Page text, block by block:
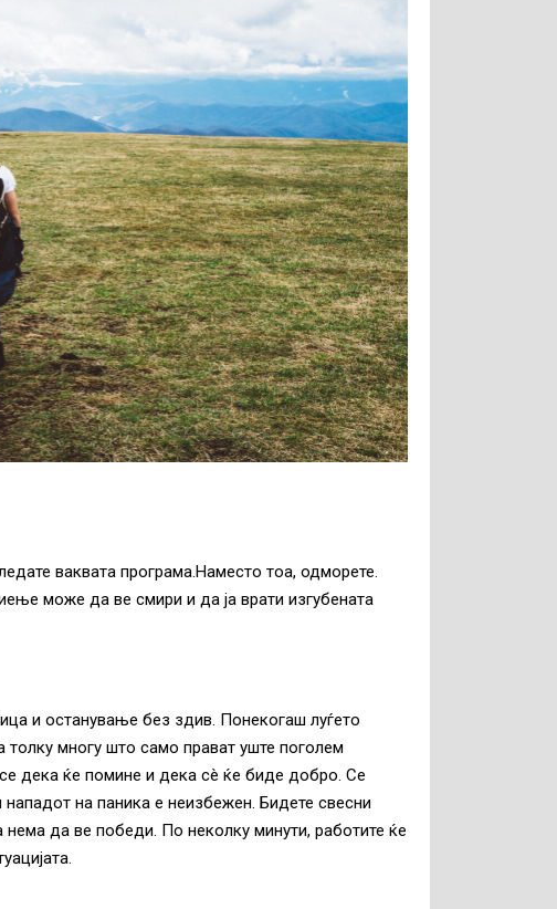
ваквата програма.Наместо тоа, одморете.
може да ве смири и да ја врати изгубената
и останување без здив. Понекогаш луѓето
толку многу што само прават уште поголем
дека ќе помине и дека сè ќе биде добро. Се
на паника е неизбежен. Бидете свесни
да ве победи. По неколку минути, работите ќе